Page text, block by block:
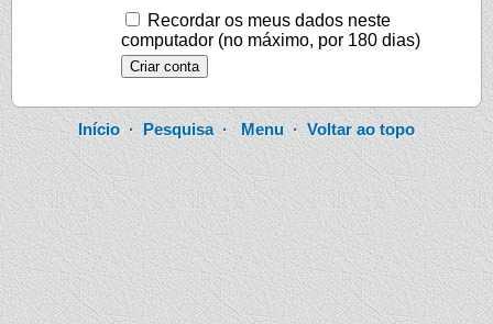
Recordar os meus dados neste
computador (no máximo, por 180 dias)
Início·Pesquisa· Menu· Voltar ao topo